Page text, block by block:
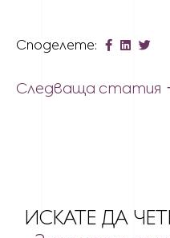
Споделете:
Следваща статия
ИСКАТЕ ДА